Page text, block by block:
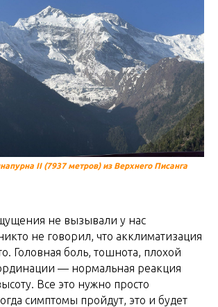
II (7937 метров) из Верхнего Писанга
не вызывали у нас
не говорил, что акклиматизация
Головная боль, тошнота, плохой
— нормальная реакция
Все это нужно просто
симптомы пройдут, это и будет